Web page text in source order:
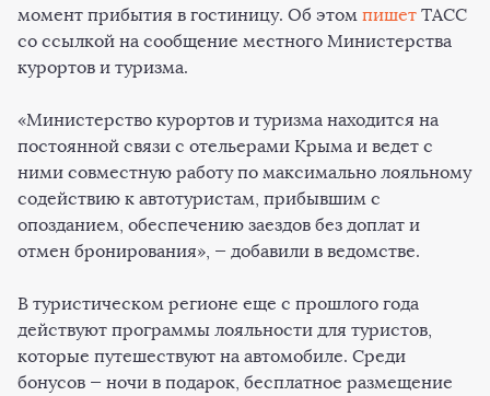
момент прибытия в гостиницу. Об этом пишет ТАСС
со ссылкой на сообщение местного Министерства
курортов и туризма.
«Министерство курортов и туризма находится на
постоянной связи с отельерами Крыма и ведет с
ними совместную работу по максимально лояльному
содействию к автотуристам, прибывшим с
опозданием, обеспечению заездов без доплат и
отмен бронирования», — добавили в ведомстве.
В туристическом регионе еще с прошлого года
действуют программы лояльности для туристов,
которые путешествуют на автомобиле. Среди
бонусов — ночи в подарок, бесплатное размещение